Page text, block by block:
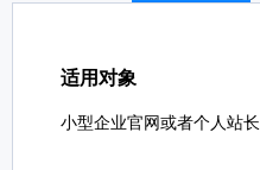
适用对象
小型企业官网或者个人站长